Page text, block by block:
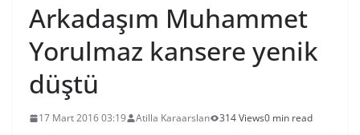
Arkadaşım Muhammet
Yorulmaz kansere yenik
düştü
17 Mart 2016 03:19 Atilla Karaarslan 314 Views0 min read